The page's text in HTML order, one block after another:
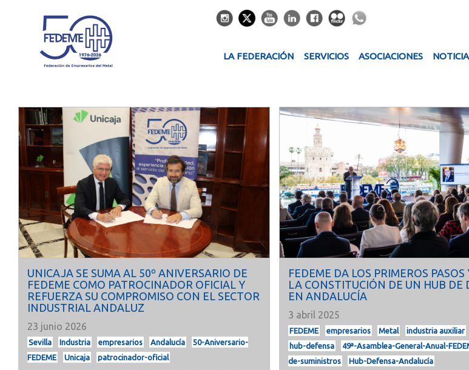
LA FEDERACIÓN SERVICIOS ASOCIACIONES
UNICAJA SE SUMA AL 50º ANIVERSARIO DE
FEDEME COMO PATROCINADOR OFICIAL Y
REFUERZA SU COMPROMISO CON EL SECTOR
INDUSTRIAL ANDALUZ
23 junio 2026
Sevilla Industria empresarios Andalucía
50-Aniversario-
FEDEME
Unicaja patrocinador-oficial
FEDEME DA LOS PRIMEROS
LA CONSTITUCIÓN DE UN HUB DE
EN ANDALUCÍA
3 abril 2025
FEDEME empresarios Metal industria auxiliar
hub-defensa
49ª-Asamblea-General-Anual-
de-suministros
Hub-Defensa-Andalucía